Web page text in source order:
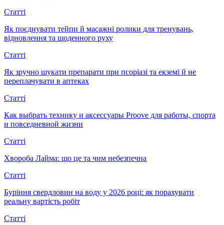
Статті
Як поєднувати тейпи й масажні ролики для тренувань,
відновлення та щоденного руху
Статті
Як зручно шукати препарати при псоріазі та екземі й не
переплачувати в аптеках
Статті
Как выбрать технику и аксессуары Proove для работы, спорта
и повседневной жизни
Статті
Хвороба Лайма: що це та чим небезпечна
Статті
Буріння свердловин на воду у 2026 році: як порахувати
реальну вартість робіт
Статті